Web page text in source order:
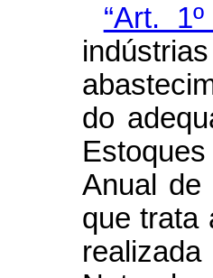
“Art. 1º
do
Anual de
que trata